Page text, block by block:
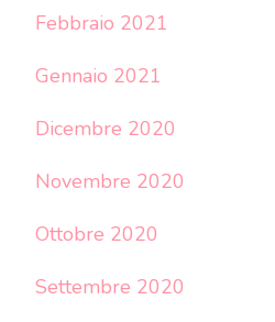
Febbraio 2021
Gennaio 2021
Dicembre 2020
Novembre 2020
Ottobre 2020
Settembre 2020